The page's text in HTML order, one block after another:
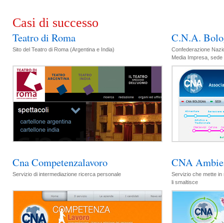
Casi di successo
Teatro di Roma
Sito del Teatro di Roma (Argentina e India)
C.N.A.
Confederazione
Media Impresa, sede
Cna Competenzalavoro
Servizio di intermediazione ricerca personale
CNA
Servizio che mette in
li smaltisce